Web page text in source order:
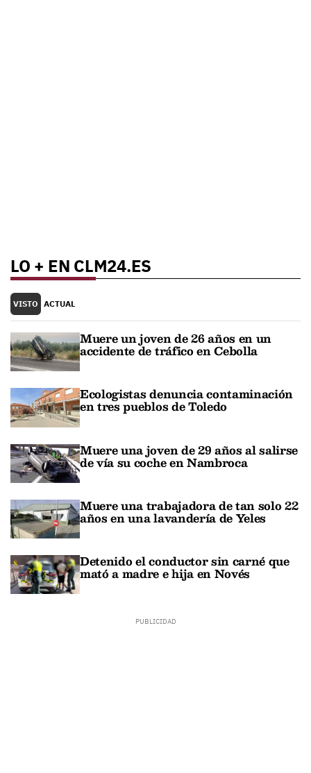
LO + EN CLM24.ES
VISTO ACTUAL
Muere un joven de 26 años en un
accidente de tráfico en Cebolla
Ecologistas denuncia contaminación
en tres pueblos de Toledo
Muere una joven de 29 años al salirse
de vía su coche en Nambroca
Muere una trabajadora de tan solo 22
años en una lavandería de Yeles
Detenido el conductor sin carné que
mató a madre e hija en Novés